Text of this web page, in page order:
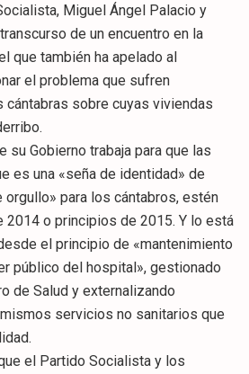
Miguel Ángel Palacio y
de un encuentro en la
que también ha apelado al
el problema que sufren
sobre cuyas viviendas
su Gobierno trabaja para que las
es una «seña de identidad» de
orgullo» para los cántabros, estén
2014 o principios de 2015. Y lo está
el principio de «mantenimiento
público del hospital», gestionado
de Salud y externalizando
servicios no sanitarios que
el Partido Socialista y los